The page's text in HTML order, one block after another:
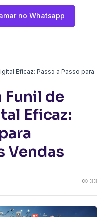
no Whatsapp
Eficaz: Passo a Passo para
Funil de
Eficaz:
Vendas
33